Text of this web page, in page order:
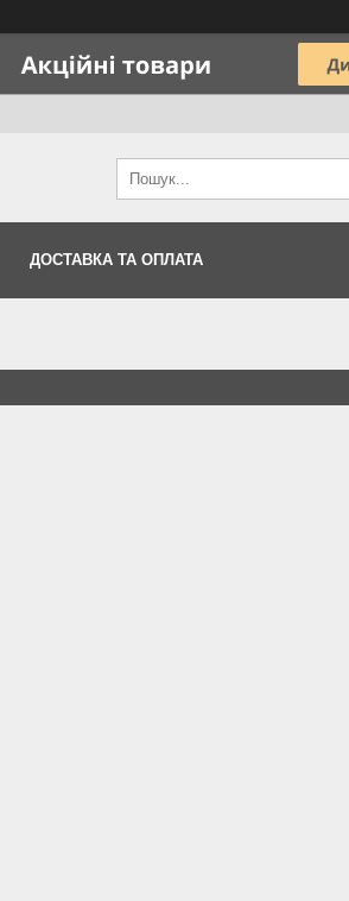
ДОСТАВКА ТА ОПЛАТА